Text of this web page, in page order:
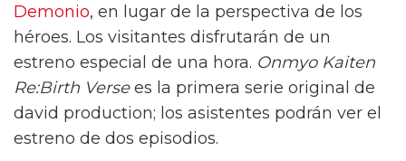
Demonio, en lugar de la perspectiva de los
héroes. Los visitantes disfrutarán de un
estreno especial de una hora. Onmyo Kaiten
Re:Birth Versees la primera serie original de
david production; los asistentes podrán ver el
estreno de dos episodios.